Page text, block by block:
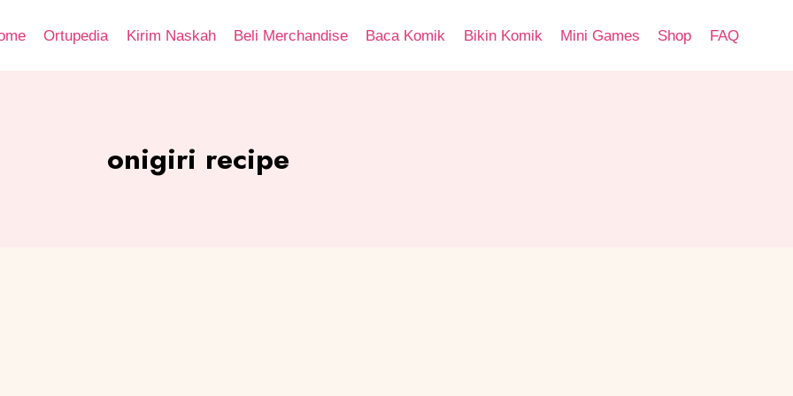
Ortupedia Kirim Naskah Beli Merchandise Baca Komik Bikin Komik Mini Games Shop FAQ
onigiri recipe